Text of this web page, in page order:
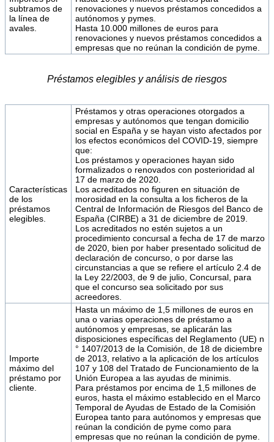
subtramos de
la línea de
avales.
renovaciones y nuevos préstamos concedidos a
autónomos y pymes.
Hasta 10.000 millones de euros para
renovaciones y nuevos préstamos concedidos a
empresas que no reúnan la condición de pyme.
Préstamos elegibles y análisis de riesgos
Características
de los
préstamos
elegibles.
Préstamos y otras operaciones otorgados a
empresas y autónomos que tengan domicilio
social en España y se hayan visto afectados por
los efectos económicos del COVID-19, siempre
que:
Los préstamos y operaciones hayan sido
formalizados o renovados con posterioridad al
17 de marzo de 2020.
Los acreditados no figuren en situación de
morosidad en la consulta a los ficheros de la
Central de Información de Riesgos del Banco de
España (CIRBE) a 31 de diciembre de 2019.
Los acreditados no estén sujetos a un
procedimiento concursal a fecha de 17 de marzo
de 2020, bien por haber presentado solicitud de
declaración de concurso, o por darse las
circunstancias a que se refiere el artículo 2.4 de
la Ley 22/2003, de 9 de julio, Concursal, para
que el concurso sea solicitado por sus
acreedores.
Importe
máximo del
préstamo por
cliente.
Hasta un máximo de 1,5 millones de euros en
una o varias operaciones de préstamo a
autónomos y empresas, se aplicarán las
disposiciones específicas del Reglamento (UE) n
° 1407/2013 de la Comisión, de 18 de diciembre
de 2013, relativo a la aplicación de los artículos
107 y 108 del Tratado de Funcionamiento de la
Unión Europea a las ayudas de minimis.
Para préstamos por encima de 1,5 millones de
euros, hasta el máximo establecido en el Marco
Temporal de Ayudas de Estado de la Comisión
Europea tanto para autónomos y empresas que
reúnan la condición de pyme como para
empresas que no reúnan la condición de pyme.